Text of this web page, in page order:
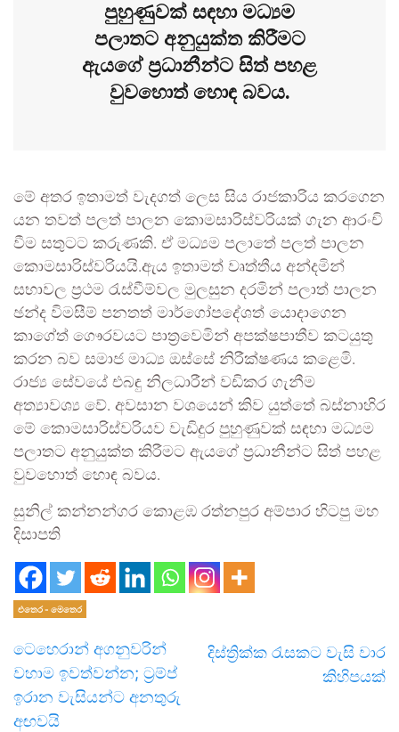
පුහුණුවක් සඳහා මධ්‍යම
පලාතට අනුයුක්ත කිරීමට
ඇයගේ ප්‍රධානීන්ට සිත් පහළ
වුවහොත් හොඳ බවය.
මේ අතර ඉතාමත් වැදගත් ලෙස සිය රාජකාරිය කරගෙන
යන තවත් පලත් පාලන කොමසාරිස්වරියක් ගැන ආරංචි
වීම සතුටට කරුණකි. ඒ මධ්‍යම පලාතේ පලත් පාලන
කොමසාරිස්වරියයි.ඇය ඉතාමත් වෘත්තීය අන්දමින්
සභාවල ප්‍රථම රැස්වීම්වල මුලසුන දරමින් පලාත් පාලන
ඡන්ද විමසීම් පනතත් මාර්ගෝපදේශත් යොදාගෙන
කාගේත් ගෞරවයට පාත්‍රවෙමින් අපක්ෂපාතීව කටයුතු
කරන බව සමාජ මාධ්‍ය ඔස්සේ නිරීක්ෂණය කළෙමි.
රාජ්‍ය සේවයේ එබඳු නිලධාරීන් වඩිකර ගැනීම
අත්‍යාවශ්‍ය වේ. අවසාන වශයෙන් කිව යුත්තේ බස්නාහිර
මේ කොමසාරිස්වරියව වැඩිදුර පුහුණුවක් සඳහා මධ්‍යම
පලාතට අනුයුක්ත කිරීමට ඇයගේ ප්‍රධානීන්ට සිත් පහළ
වුවහොත් හොඳ බවය.
සුනිල් කන්නන්ගර කොළඹ රත්නපුර අම්පාර හිටපු මහ
දිසාපති
එතෙර - මෙතෙර
ටෙහෙ­රාන් අග­නු­ව­රින්
වහාම ඉව­ත්වන්න; ට්‍රම්ප්
ඉරාන වැසියන්ට අනතුරු
අඟවයි
දිස්ත්‍රික්ක රැසකට වැසි වාර
කිහිපයක්